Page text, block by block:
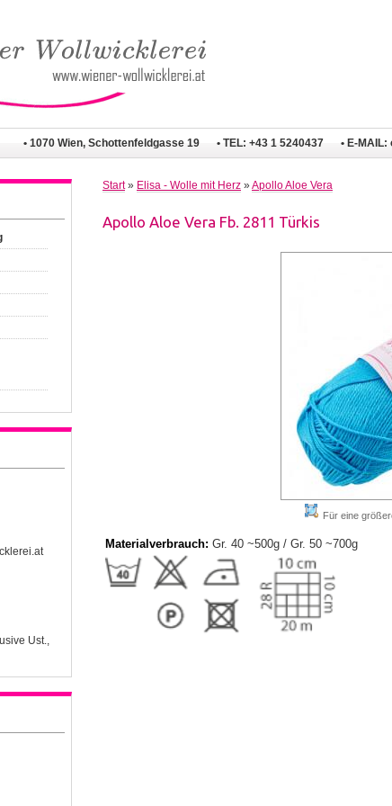
• 1070 Wien, Schottenfeldgasse 19 • TEL: +43 1 5240437 • E-MAIL:
Ust.,
Start» Elisa - Wolle mit Herz »Apollo Aloe Vera
Apollo Aloe Vera Fb. 2811 Türkis
Für eine
Materialverbrauch: Gr. 40 ~500g / Gr. 50 ~700g